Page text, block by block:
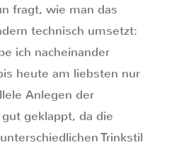
fragt, wie man das
technisch umsetzt:
ich nacheinander
heute am liebsten nur
Anlegen der
geklappt, da die
Trinkstil